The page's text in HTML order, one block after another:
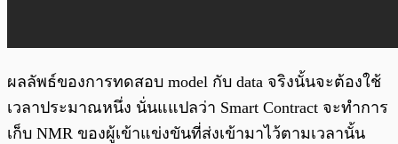
ผลลัพธ์ของการทดสอบ model กับ data จริงนั้นจะต้องใช้
เวลาประมาณหนึ่ง นั่นแแปลว่า Smart Contract จะทำการ
เก็บ NMR ของผู้เข้าแข่งขันที่ส่งเข้ามาไว้ตามเวลานั้น